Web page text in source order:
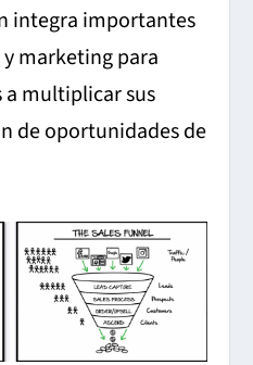
integra importantes
marketing para
a multiplicar sus
de oportunidades de